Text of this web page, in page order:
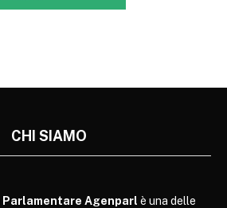
CHI SIAMO
Parlamentare Agenparl è una delle